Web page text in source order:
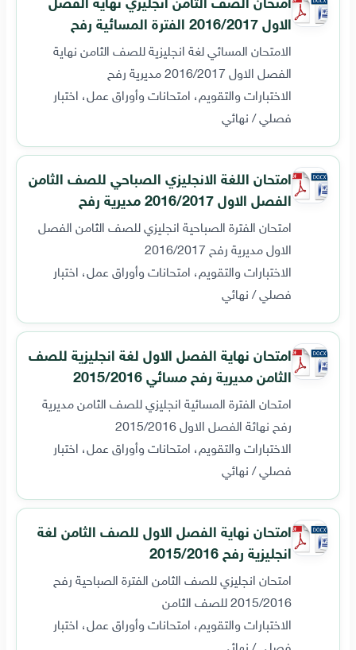
الاول 2016/2017 الفترة المسائية رفح
الامتحان المسائي لغة انجليزية للصف الثامن نهاية
الفصل الاول 2016/2017 مديرية رفح
الاختبارات والتقويم، امتحانات وأوراق عمل، اختبار
فصلي / نهائي
امتحان اللغة الانجليزي الصباحي للصف الثامن
الفصل الاول 2016/2017 مديرية رفح
امتحان الفترة الصباحية انجليزي للصف الثامن الفصل
الاول مديرية رفح 2016/2017
الاختبارات والتقويم، امتحانات وأوراق عمل، اختبار
فصلي / نهائي
امتحان نهاية الفصل الاول لغة انجليزية للصف
الثامن مديرية رفح مسائي 2015/2016
امتحان الفترة المسائية انجليزي للصف الثامن مديرية
رفح نهائة الفصل الاول 2015/2016
الاختبارات والتقويم، امتحانات وأوراق عمل، اختبار
فصلي / نهائي
امتحان نهاية الفصل الاول للصف الثامن لغة
انجليزية رفح 2015/2016
امتحان انجليزي للصف الثامن الفترة الصباحية رفح
2015/2016 للصف الثامن
الاختبارات والتقويم، امتحانات وأوراق عمل، اختبار
فصلي / نهائي